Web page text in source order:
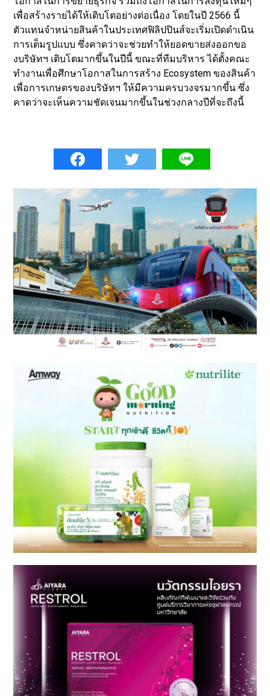
เพื่อสร้างรายได้ให้เติบโตอย่างต่อเนื่อง โดยในปี 2566 นี้
ตัวแทนจำหน่ายสินค้าในประเทศฟิลิปปินส์จะเริ่มเปิดดำเนิน
การเต็มรูปแบบ ซึ่งคาดว่าจะช่วยทำให้ยอดขายส่งออกขอ
งบริษัทฯ เติบโตมากขึ้นในปีนี้ ขณะที่ทีมบริหาร ได้ตั้งคณะ
ทำงานเพื่อศึกษาโอกาสในการสร้าง Ecosystem ของสินค้า
เพื่อการเกษตรของบริษัทฯ ให้มีความครบวงจรมากขึ้น ซึ่ง
คาดว่าจะเห็นความชัดเจนมากขึ้นในช่วงกลางปีที่จะถึงนี้